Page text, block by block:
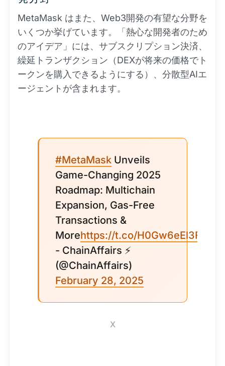
MetaMask はまた、Web3開発の有望な分野を
いくつか挙げています。「熱心な開発者のため
のアイデア」には、サブスクリプション決済、
繰延トランザクション（DEXが将来の価格でト
ークンを購入できるようにする）、分散型AIエ
ージェントが含まれます。
#MetaMask Unveils
Game-Changing 2025
Roadmap: Multichain
Expansion, Gas-Free
Transactions &
Morehttps://t.co/H0Gw6eEl3F
- ChainAffairs ⚡
(@ChainAffairs)
February 28, 2025
X